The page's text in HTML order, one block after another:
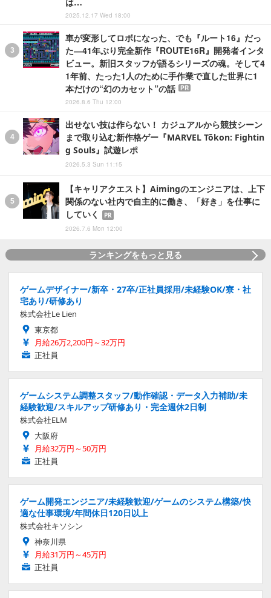
は…
2025.12.17 Wed 18:00
車が変形してロボになった、でも『ルート16』だっ
た―41年ぶり完全新作『ROUTE16R』開発者インタ
ビュー。新旧スタッフが語るシリーズの魂。そして4
1年前、たった1人のために手作業で直した世界に1
本だけの“幻のカセット”の話
PR
2026.8.6 Thu 12:00
出せない技は作らない！ カジュアルから競技シーン
まで取り込む新作格ゲー『MARVEL Tōkon: Fightin
g Souls』試遊レポ
2026.5.3 Sun 11:15
【キャリアクエスト】Aimingのエンジニアは、上下
関係のない社内で自主的に働き、「好き」を仕事に
していく
PR
2026.7.6 Mon 12:00
ランキングをもっと見る
ゲームデザイナー/新卒・27卒/正社員採用/未経験OK/寮・社
宅あり/研修あり
株式会社Le Lien
東京都
月給26万2,200円～32万円
正社員
ゲームシステム調整スタッフ/動作確認・データ入力補助/未
経験歓迎/スキルアップ研修あり・完全週休2日制
株式会社ELM
大阪府
月給32万円～50万円
正社員
ゲーム開発エンジニア/未経験歓迎/ゲームのシステム構築/快
適な仕事環境/年間休日120日以上
株式会社キソシン
神奈川県
月給31万円～45万円
正社員